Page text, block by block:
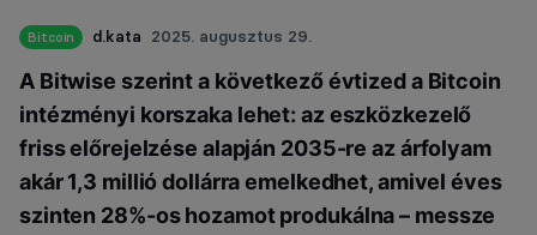
Bitcoin d.kata 2025. augusztus 29.
A Bitwise szerint a következő évtized a Bitcoin
intézményi korszaka lehet: az eszközkezelő
friss előrejelzése alapján 2035-re az árfolyam
akár 1,3 millió dollárra emelkedhet, amivel éves
szinten 28%-os hozamot produkálna – messze